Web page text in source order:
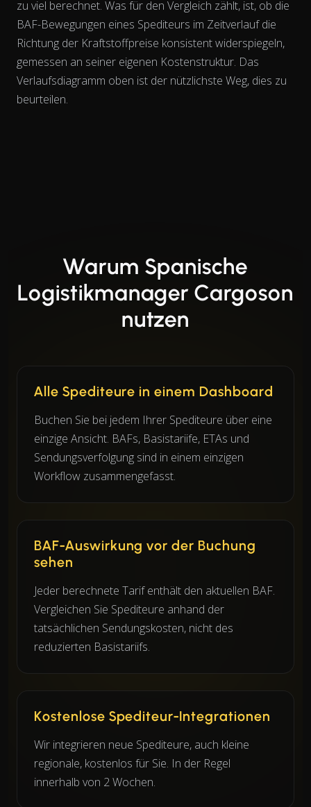
zu viel berechnet. Was für den Vergleich zählt, ist, ob die
BAF-Bewegungen eines Spediteurs im Zeitverlaufdie
Richtung der Kraftstoffpreise konsistent widerspiegeln,
gemessen an seiner eigenen Kostenstruktur. Das
Verlaufsdiagramm oben ist der nützlichste Weg, dies zu
beurteilen.
Warum Spanische
Logistikmanager Cargoson
nutzen
Alle Spediteure in einem Dashboard
Buchen Sie bei jedem Ihrer Spediteure über eine
einzige Ansicht. BAFs, Basistariife, ETAs und
Sendungsverfolgung sind in einem einzigen
Workflow zusammengefasst.
BAF-Auswirkung vor der Buchung
sehen
Jeder berechnete Tarif enthält den aktuellen BAF.
Vergleichen Sie Spediteure anhand der
tatsächlichen Sendungskosten, nicht des
reduzierten Basistariifs.
Kostenlose Spediteur-Integrationen
Wir integrieren neue Spediteure, auch kleine
regionale, kostenlos für Sie. In der Regel
innerhalb von 2 Wochen.